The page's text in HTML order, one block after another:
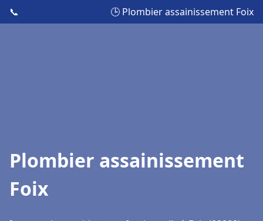
📞 🕒 Plombier assainissement Foix
Plombier assainissement
Foix